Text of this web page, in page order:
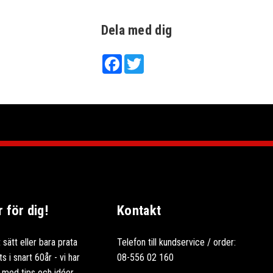
Dela med dig
FacebookTwitter
för dig!
sätt eller bara prata
i snart 60år - vi har
Kontakt
Telefon till kundservice / order:
08-556 02 160